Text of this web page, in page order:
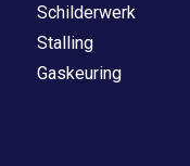
Schilderwerk
Stalling
Gaskeuring